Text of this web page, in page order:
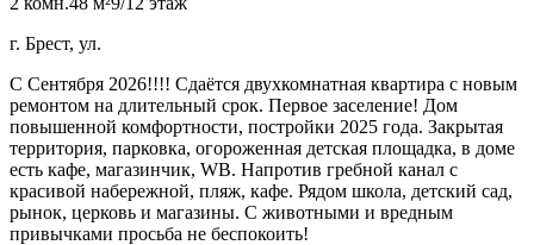
г. Брест, ул.
С Сентября 2026!!!! Сдаётся двухкомнатная квартира с новым
ремонтом на длительный срок. Первое заселение! Дом
повышенной комфортности, постройки 2025 года. Закрытая
территория, парковка, огороженная детская площадка, в доме
есть кафе, магазинчик, WB. Напротив гребной канал с
красивой набережной, пляж, кафе. Рядом школа, детский сад,
рынок, церковь и магазины. С животными и вредным
привычками просьба не беспокоить!